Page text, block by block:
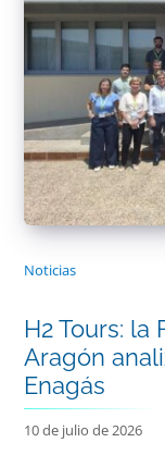
Noticias
H2 Tours:
Aragón
Enagás
10 de julio de 2026